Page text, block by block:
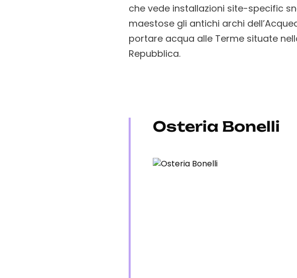
che vede installazioni site-specific
maestose gli antichi archi
portare acqua alle Terme situate
Repubblica.
Osteria Bonelli